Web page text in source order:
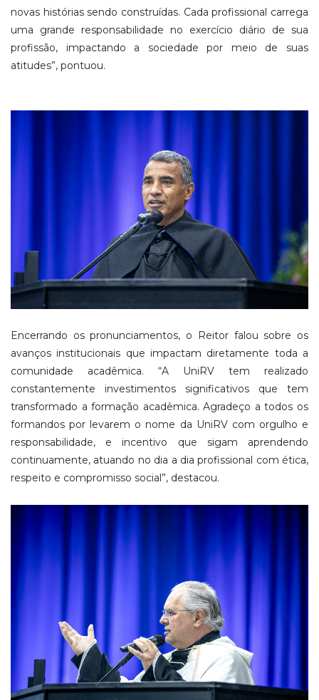
novas histórias sendo construídas. Cada profissional carrega
uma grande responsabilidade no exercício diário de sua
profissão, impactando a sociedade por meio de suas
atitudes”, pontuou.
Encerrando os pronunciamentos, o Reitor falou sobre os
avanços institucionais que impactam diretamente toda a
comunidade acadêmica. “A UniRV tem realizado
constantemente investimentos significativos que tem
transformado a formação acadêmica. Agradeço a todos os
formandos por levarem o nome da UniRV com orgulho e
responsabilidade, e incentivo que sigam aprendendo
continuamente, atuando no dia a dia profissional com ética,
respeito e compromisso social”, destacou.